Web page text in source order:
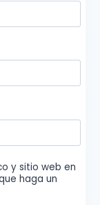
y sitio web en
haga un